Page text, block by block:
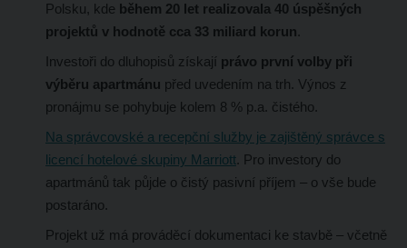
Polsku, kde během 20 let realizovala 40 úspěšných
projektů v hodnotě cca 33 miliard korun.
Investoři do dluhopisů získají právo první volby při
výběru apartmánu před uvedením na trh. Výnos z
pronájmu se pohybuje kolem 8 % p.a. čistého.
Na správcovské a recepční služby je zajištěný správce s
licencí hotelové skupiny Marriott. Pro investory do
apartmánů tak půjde o čistý pasivní příjem – o vše bude
postaráno.
Projekt už má prováděcí dokumentaci ke stavbě – včetně